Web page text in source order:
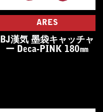
ARES
BJ漢気 墨袋キャッチャ
ー Deca-PINK 180㎜